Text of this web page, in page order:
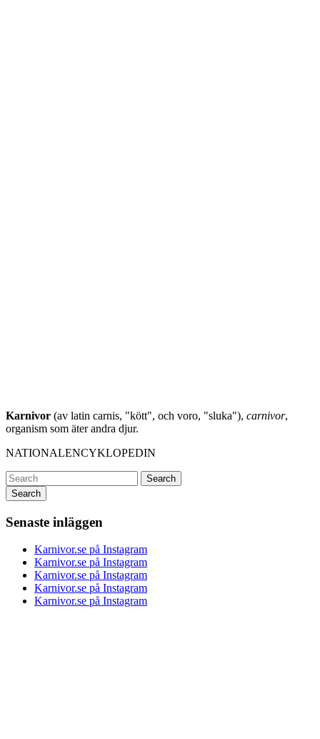
Karnivor (av latin carnis, "kött", och voro, "sluka"), carnivor,
organism som äter andra djur.
NATIONALENCYKLOPEDIN
Search
Senaste inläggen
Karnivor.se på Instagram
Karnivor.se på Instagram
Karnivor.se på Instagram
Karnivor.se på Instagram
Karnivor.se på Instagram